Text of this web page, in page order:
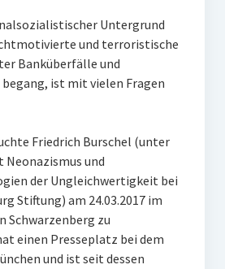
Untergrund
und terroristische
Banküberfälle und
ist mit vielen Fragen
Friedrich Burschel (unter
und
der Ungleichwertigkeit bei
Stiftung) am 24.03.2017 im
Schwarzenberg zu
einen Presseplatz bei dem
und ist seit dessen